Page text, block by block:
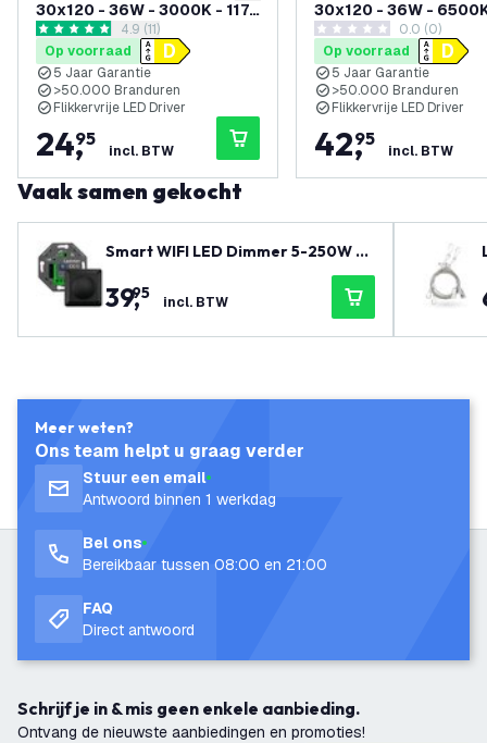
30x120 - 36W - 3000K - 117
lm/W - UGR <22 - 5 Jaar
Garantie
reviews drawer openen
4.9 score sterren4.9 (11)
Op voorraad
5 Jaar Garantie
>50.000 Branduren
Flikkervrije LED Driver
24,
95
incl. BTW
30x120 - 36W -
lm/W - UGR <22 - 5
Garantie - Incl.
Driver
0 score sterren0.0 (0)
Op voorraad
5 Jaar Garantie
>50.000 Branduren
Flikkervrije LED Driver
42,
95
incl. BTW
Vaak samen gekocht
Smart WIFI LED Dimmer 5-250W LE
D 220-240V - Fase Aan/Afsnijding -
Universeel - Compleet
39,
95 incl. BTW
Meer weten?
Ons team helpt u graag verder
Stuur een email
Antwoord binnen 1 werkdag
Bel ons
Bereikbaar tussen 08:00 en 21:00
FAQ
Direct antwoord
Schrijf je in & mis geen enkele aanbieding.
Ontvang de nieuwste aanbiedingen en promoties!